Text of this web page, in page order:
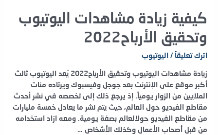
اليوتيوب
في
عام
كيفية زيادة مشاهدات اليوتيوب
وتحقيق الأرباح2022
اترك تعليقاً / اليوتيوب
زيادة مشاهدات اليوتيوب وتحقيق الأرباح2022 يُعد اليوتيوب ثالث
أكبر موقع على الإنترنت بعد جوجل وفيسبوك ويرتاده مئات
الملايين من الزوار يومياً. إذ يرجع ذلك إلى تخصصه في نشر أحدث
مقاطع الفيديو حول العالم، حيث يتم نشر ما يعادل خمسة مليارات
من مقاطع الفيديو حولالعالم بصفة يومية. ومعه ازاد استخدامه
من قبل أصحاب الأعمال وكذلك الأشخاص …